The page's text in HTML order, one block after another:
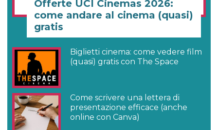
Offerte UCI Cinemas 2026:
come andare al cinema (quasi)
gratis
Biglietti cinema: come vedere film
(quasi) gratis con The Space
Come scrivere una lettera di
presentazione efficace (anche
online con Canva)